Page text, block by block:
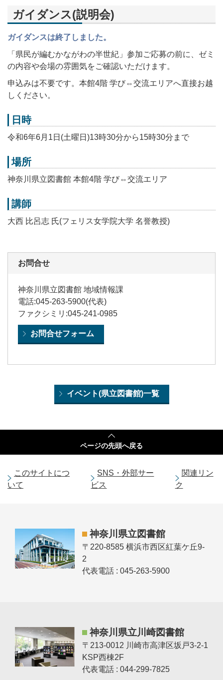
ガイダンス(説明会)
ガイダンスは終了しました。
「県民が編むかながわの半世紀」参加ご応募の前に、ゼミ
の内容や会場の雰囲気をご確認いただけます。
申込みは不要です。本館4階 学び⇔交流エリアへ直接お越
しください。
日時
令和6年6月1日(土曜日)13時30分から15時30分まで
場所
神奈川県立図書館 本館4階 学び⇔交流エリア
講師
大西 比呂志 氏(フェリス女学院大学 名誉教授)
お問合せ
神奈川県立図書館 地域情報課
電話:045-263-5900(代表)
ファクシミリ:045-241-0985
お問合せフォーム
イベント(県立図書館)一覧
このサイトにつ
いて
SNS・外部サー
ビス
関連リン
ク
ページの先頭へ戻る
神奈川県立図書館
〒220-8585 横浜市西区紅葉ケ丘9-
2
代表電話 : 045-263-5900
神奈川県立川崎図書館
〒213-0012 川崎市高津区坂戸3-2-1
KSP西棟2F
代表電話 : 044-299-7825